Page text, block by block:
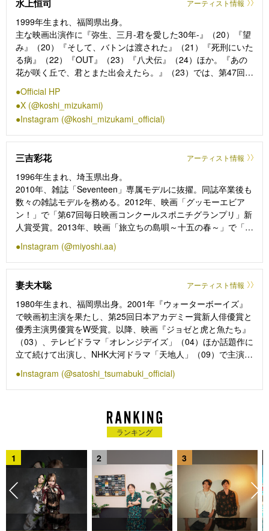
始。また、今年のカンヌ映画祭で話題をさらった『ぼくのお日
さま』が9月13日全国公開、『ベイビーわるきゅーれ ナイスデ
イズ』が9月27日公開、主演映画『本心』が11月8日公開。
水上恒司 アーティスト情報
1999年生まれ、福岡県出身。
主な映画出演作に『弥生、三月-君を愛した30年-』（20）『望
み』（20）『そして、バトンは渡された』（21）『死刑にいた
る病』（22）『OUT』（23）『八犬伝』（24）ほか。『あの
花が咲く丘で、君とまた出会えたら。』（23）では、第47回日
「中学聖日記」（18／TBS）「MIU404」（20／TBS）、NHK
大河ドラマ「青天を衝け」（21）、NHK連続テレビ小説「ブギ
ウギ」（23）、テレビドラマ「ブルーモーメント」（24／フジ
テレビ）などがある。25年には映画『九龍ジェネリックロマン
月に『WIND BREAKER／ウィンドブレイカー』の公開も控え
る。
Official HP
X (@koshi_mizukami)
Instagram (@koshi_mizukami_official)
三吉彩花 アーティスト情報
1996年生まれ、埼玉県出身。
2010年、雑誌「Seventeen」専属モデルに抜擢。同誌卒業後も
数々の雑誌モデルを務める。2012年、映画「グッモーエビア
ン！」で「第67回毎日映画コンクールスポニチグランプリ」新
人賞受賞。2013年、映画「旅立ちの島唄～十五の春～」で「第
「地球の歩き方」にて「釜山国際映画祭」ライジングスター賞
受賞。『ダンスウィズミー』（19）『犬鳴村』（20）
『Daughters』（20）『十二単衣を着た悪魔』（20）『今際の
国のアリス シリーズ』（20,22）に出演し、Amazon Original
映画『ナックルガール』（23）ではボクサー役に挑戦。映画
『先生の白い嘘』が7月5日に公開。映画『本心』が11月8日よ
り公開中。
Instagram (@miyoshi.aa)
妻夫木聡 アーティスト情報
1980年生まれ、福岡県出身。2001年『ウォーターボーイズ』
で映画初主演を果たし、第25回日本アカデミー賞新人俳優賞と
優秀主演男優賞をW受賞。以降、映画『ジョゼと虎と魚たち』
（03）、テレビドラマ「オレンジデイズ」（04）ほか話題作に
立て続けて出演し、NHK大河ドラマ「天地人」（09）で主演に
男優賞、『怒り』（16）で第40回日本アカデミー賞最優秀助演
男優賞を受賞。『本心』の原作者でもある平野啓一郎による小
賞最優秀主演男優賞に輝いた。石井裕也監督とは『ぼくたちの
家族』（14）『バンクーバーの朝日』（14）に続くタッグとな
Instagram (@satoshi_tsumabuki_official)
ランキング
1 2 3